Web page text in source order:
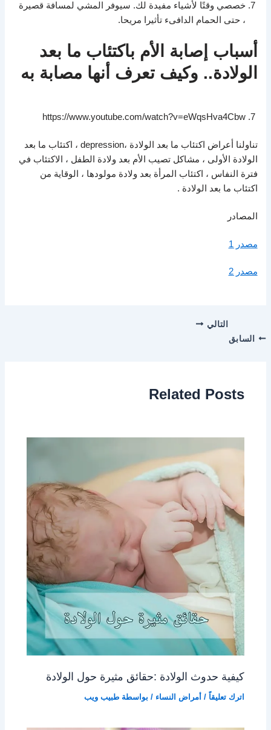
خصصي وقتًا لأشياء مفيدة لك. سيوفر المشي لمسافة قصيرة
، حتى الحمام الدافىء تأثيرا مريحا.
أسباب إصابة الأم باكتئاب ما بعد
الولادة.. وكيف تعرف أنها مصابة به
https://www.youtube.com/watch?v=eWqsHva4Cbw
تناولنا أعراض اكتئاب ما بعد الولادة ،depression ، اكتئاب ما بعد
الولادة الأولى ، مشاكل تصيب الأم بعد ولادة الطفل ، الاكتئاب في
فترة النفاس ، اكتئاب المرأة بعد ولادة مولودها ،
الوقاية من
اكتئاب ما بعد الولادة .
المصادر
مصدر 1
مصدر 2
السابق
التالي
Related Posts
كيفية حدوث الولادة :حقائق مثيرة حول الولادة
اترك تعليقاً / أمراض النساء / بواسطة طبيب ويب